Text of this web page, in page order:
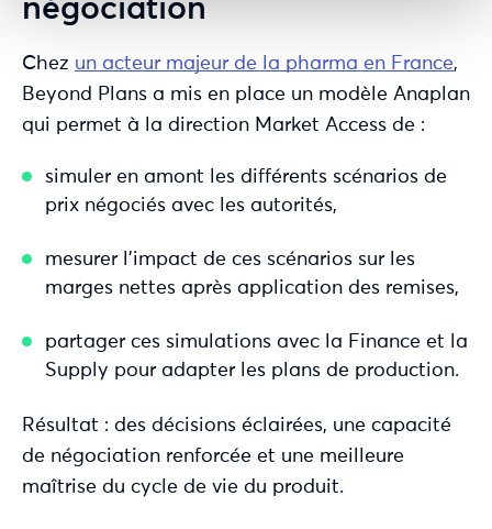
négociation
Chez un acteur majeur de la pharma en France,
Beyond Plans a mis en place un modèle Anaplan
qui permet à la direction Market Access de :
simuler en amont les différents scénarios de
prix négociés avec les autorités,
mesurer l’impact de ces scénarios sur les
marges nettes après application des remises,
partager ces simulations avec la Finance et la
Supply pour adapter les plans de production.
Résultat : des décisions éclairées, une capacité
de négociation renforcée et une meilleure
maîtrise du cycle de vie du produit.